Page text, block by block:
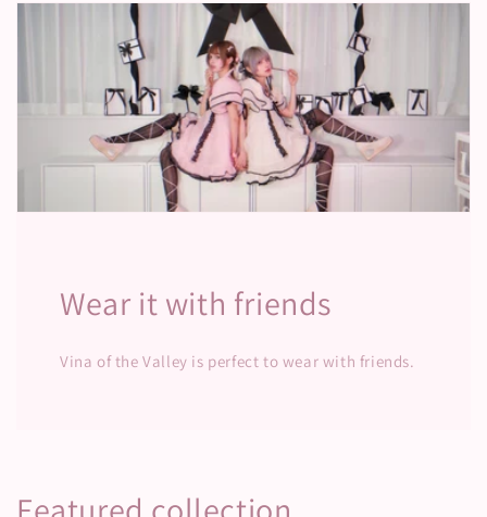
Wear it with friends
Vina of the Valley is perfect to wear with friends.